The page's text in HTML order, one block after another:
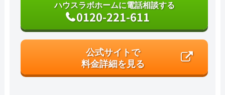
ハウスラボホームに電話相談する
0120-221-611
公式サイトで
料金詳細を見る